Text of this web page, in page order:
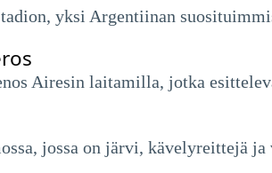
yksi Argentiinan
Airesin laitamilla, jotka
jossa on järvi, kävelyreittejä ja